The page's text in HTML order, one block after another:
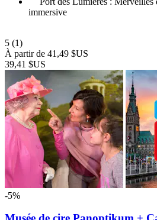
immersive
5 (1)
À partir de 41,49 $US
39,41 $US
-5%